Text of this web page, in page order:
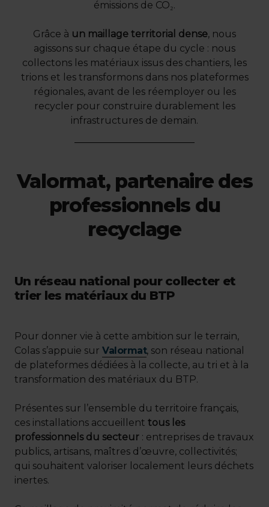
émissions de CO₂.
Grâce à un maillage territorial dense, nous
agissons sur chaque étape du cycle : nous
collectons les matériaux issus des chantiers, les
trions et les transformons dans nos plateformes
régionales, avant de les réemployer ou les
recycler pour construire durablement les
infrastructures de demain.
Valormat, partenaire des
professionnels du
recyclage
Un réseau national pour collecter et
trier les matériaux du BTP
Pour donner vie à cette ambition sur le terrain,
Colas s’appuie sur Valormat, son réseau national
de plateformes dédiées à la collecte, au tri et à la
transformation des matériaux du BTP.
Présentes sur l’ensemble du territoire français,
ces installations accueillent tous les
professionnels du secteur : entreprises de travaux
publics, artisans, maîtres d’œuvre, collectivités;
qui souhaitent valoriser localement leurs déchets
inertes.